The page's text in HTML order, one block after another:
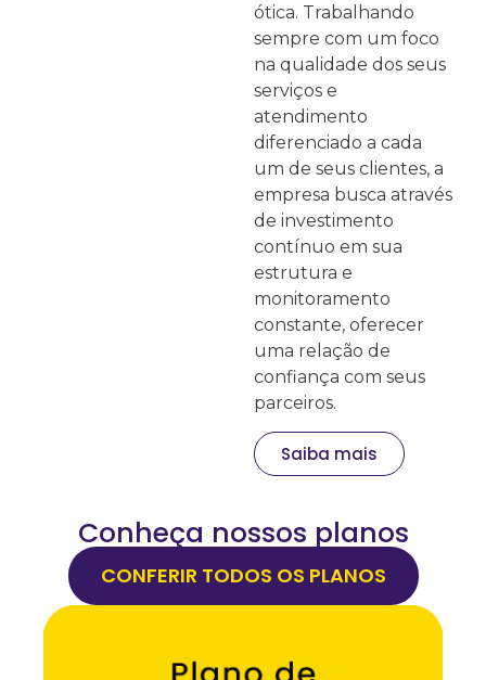
ótica. Trabalhando
sempre com um foco
na qualidade dos seus
serviços e
atendimento
diferenciado a cada
um de seus clientes, a
empresa busca através
de investimento
contínuo em sua
estrutura e
monitoramento
constante, oferecer
uma relação de
confiança com seus
parceiros.
Saiba mais
Conheça nossos planos
CONFERIR TODOS OS PLANOS